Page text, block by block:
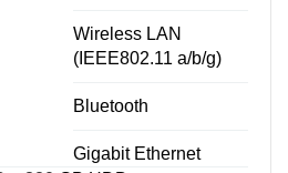
Wireless LAN
(IEEE802.11 a/b/g)
Bluetooth
Gigabit Ethernet